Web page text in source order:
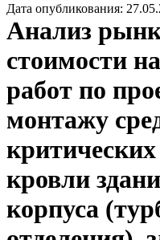
Дата опубликования:
Анализ
стоимости
работ по
монтажу
кровли
корпуса